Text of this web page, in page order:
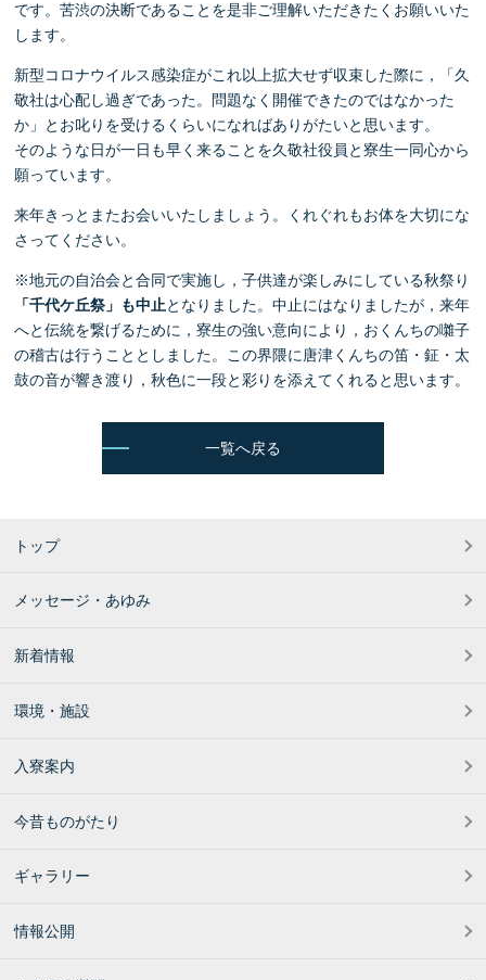
です。苦渋の決断であることを是非ご理解いただきたくお願いいた
します。
新型コロナウイルス感染症がこれ以上拡大せず収束した際に，「久
敬社は心配し過ぎであった。問題なく開催できたのではなかった
か」とお叱りを受けるくらいになればありがたいと思います。
そのような日が一日も早く来ることを久敬社役員と寮生一同心から
願っています。
来年きっとまたお会いいたしましょう。くれぐれもお体を大切にな
さってください。
※地元の自治会と合同で実施し，子供達が楽しみにしている秋祭り
「千代ケ丘祭」も中止となりました。中止にはなりましたが，来年
へと伝統を繋げるために，寮生の強い意向により，おくんちの囃子
の稽古は行うこととしました。この界隈に唐津くんちの笛・鉦・太
鼓の音が響き渡り，秋色に一段と彩りを添えてくれると思います。
一覧へ戻る
トップ
メッセージ・あゆみ
新着情報
環境・施設
入寮案内
今昔ものがたり
ギャラリー
情報公開